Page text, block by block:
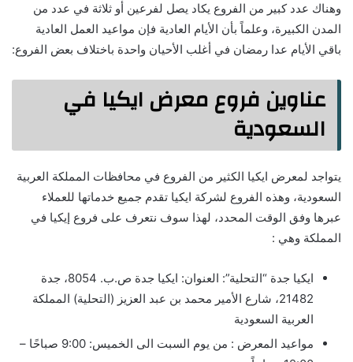
وهناك عدد كبير من الفروع يكاد يصل لفرعين أو ثلاثة في عدد من
المدن الكبيرة، وعلماً بأن الأيام العادية فإن مواعيد العمل العادية
باقي الأيام عدا رمضان في أغلب الأحيان واحدة باختلاف بعض الفروع:
عناوين فروع معرض ايكيا في
السعودية
يتواجد لمعرض ايكيا الكثير من الفروع في محافظات المملكة العربية
السعودية، وهذه الفروع لشركة ايكيا تقدم جميع خدماتها للعملاء
عبرها وفق الوقت المحدد، لهذا سوف نتعرف على فروع إيكيا في
المملكة وهي :
ايكيا جدة “التحلية”: العنوان: ايكيا جدة ص.ب. 8054، جدة
21482، شارع الأمير محمد بن عبد العزيز (التحلية) المملكة
العربية السعودية
مواعيد المعرض : من يوم السبت الى الخميس: 9:00 صباحًا –